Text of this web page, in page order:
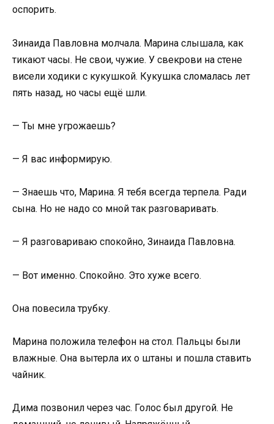
оспорить.
Зинаида Павловна молчала. Марина слышала, как
тикают часы. Не свои, чужие. У свекрови на стене
висели ходики с кукушкой. Кукушка сломалась лет
пять назад, но часы ещё шли.
— Ты мне угрожаешь?
— Я вас информирую.
— Знаешь что, Марина. Я тебя всегда терпела. Ради
сына. Но не надо со мной так разговаривать.
— Я разговариваю спокойно, Зинаида Павловна.
— Вот именно. Спокойно. Это хуже всего.
Она повесила трубку.
Марина положила телефон на стол. Пальцы были
влажные. Она вытерла их о штаны и пошла ставить
чайник.
Дима позвонил через час. Голос был другой. Не